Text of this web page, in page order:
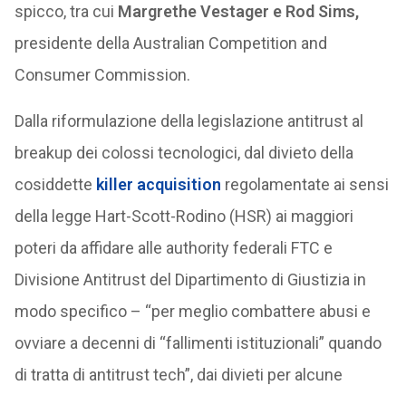
spicco, tra cui Margrethe Vestager e Rod Sims,
presidente della Australian Competition and
Consumer Commission.
Dalla riformulazione della legislazione antitrust al
breakup dei colossi tecnologici, dal divieto della
cosiddette killer acquisition regolamentate ai sensi
della legge Hart-Scott-Rodino (HSR) ai maggiori
poteri da affidare alle authority federali FTC e
Divisione Antitrust del Dipartimento di Giustizia in
modo specifico – “per meglio combattere abusi e
ovviare a decenni di “fallimenti istituzionali” quando
di tratta di antitrust tech”, dai divieti per alcune